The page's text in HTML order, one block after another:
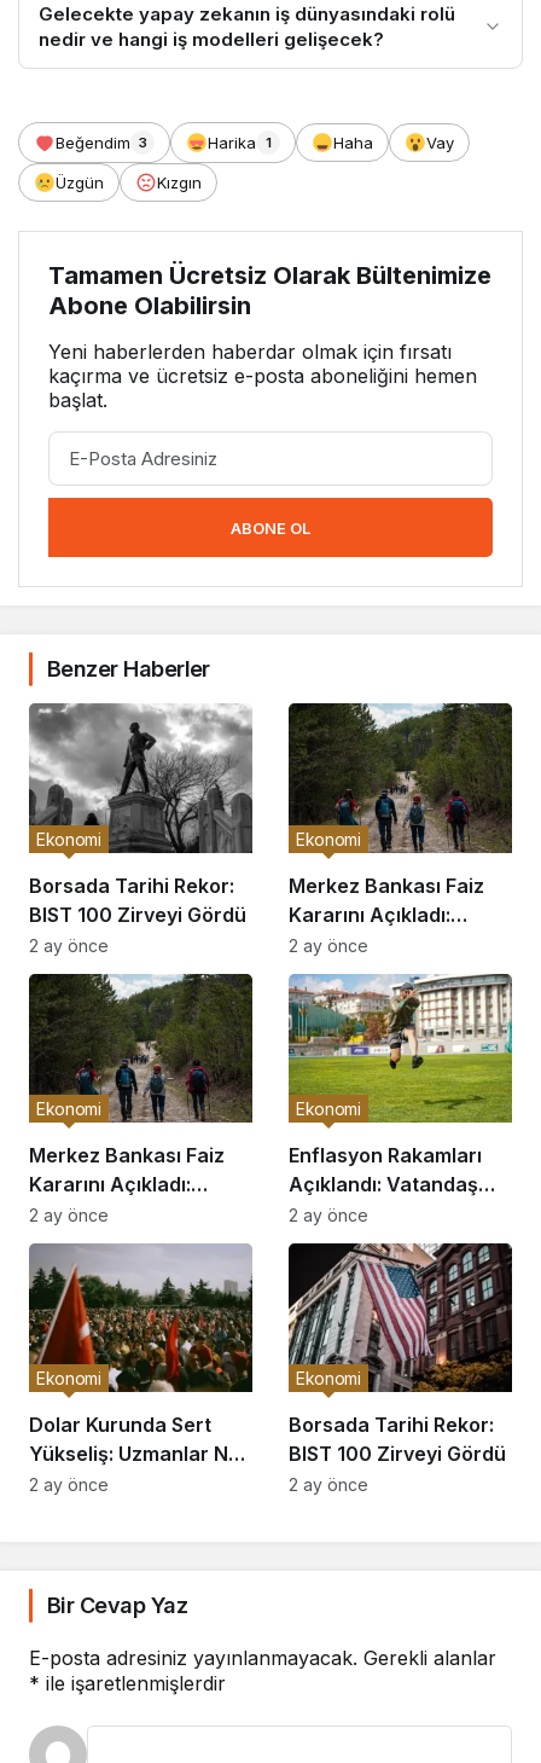
Gelecekte yapay zekanın iş dünyasındaki rolü
nedir ve hangi iş modelleri gelişecek?
Beğendim 3 Harika 1 Haha Vay
Üzgün Kızgın
Tamamen Ücretsiz Olarak Bültenimize
Abone Olabilirsin
Yeni haberlerden haberdar olmak için fırsatı
kaçırma ve ücretsiz e-posta aboneliğini hemen
başlat.
ABONE OL
Benzer Haberler
Borsada Tarihi Rekor:
BIST 100 Zirveyi Gördü
Ekonomi
2 ay önce
Merkez Bankası Faiz
Kararını Açıkladı:
Piyasalar Hareketlendi
Ekonomi
2 ay önce
Merkez Bankası Faiz
Kararını Açıkladı:
Piyasalar Hareketlendi
Ekonomi
2 ay önce
Enflasyon Rakamları
Açıklandı: Vatandaş
Nasıl Etkilenecek?
Ekonomi
2 ay önce
Dolar Kurunda Sert
Yükseliş: Uzmanlar Ne
Diyor?
Ekonomi
2 ay önce
Borsada Tarihi Rekor:
BIST 100 Zirveyi Gördü
Ekonomi
2 ay önce
Bir Cevap Yaz
E-posta adresiniz yayınlanmayacak. Gerekli alanlar
* ile işaretlenmişlerdir